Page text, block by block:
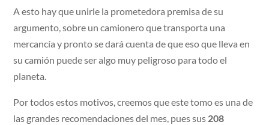
A esto hay que unirle la prometedora premisa de su
argumento, sobre un camionero que transporta una
mercancía y pronto se dará cuenta de que eso que lleva en
su camión puede ser algo muy peligroso para todo el
planeta.
Por todos estos motivos, creemos que este tomo es una de
las grandes recomendaciones del mes, pues sus 208